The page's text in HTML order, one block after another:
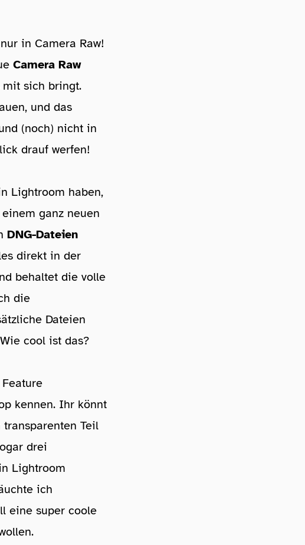
in Camera Raw!
Camera Raw
mit sich bringt.
und das
(noch) nicht in
drauf werfen!
Lightroom haben,
ganz neuen
DNG-Dateien
direkt in der
behaltet die volle
die
Dateien
cool ist das?
kennen. Ihr könnt
Teil
drei
Lightroom
ich
eine super coole